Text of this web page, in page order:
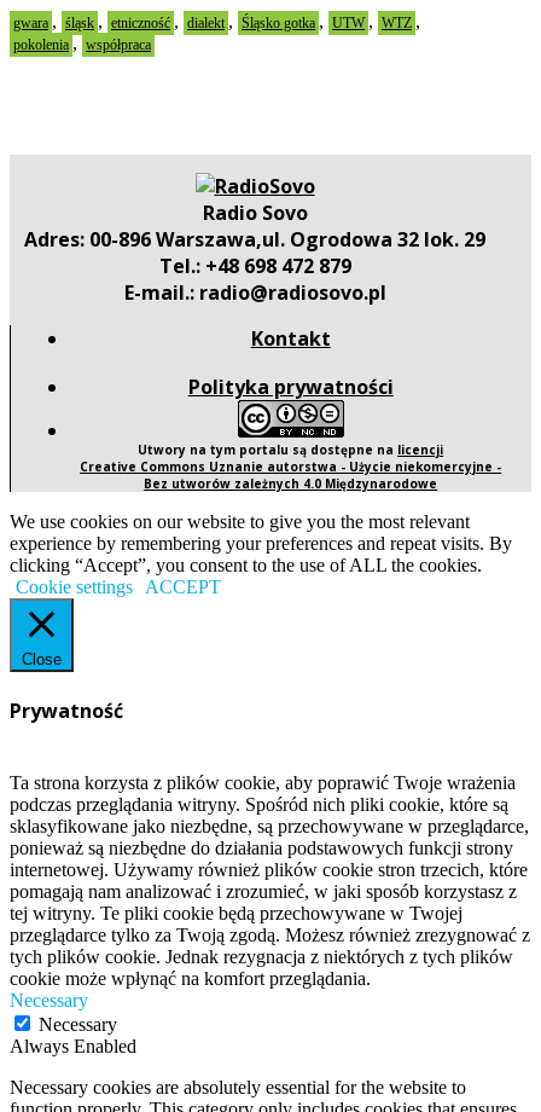
gwara , śląsk , etniczność , dialekt , Śląsko gotka , UTW , WTZ ,
pokolenia , współpraca
Radio Sovo
Adres: 00-896 Warszawa,ul. Ogrodowa 32 lok. 29
Tel.: +48 698 472 879
E-mail.: radio@radiosovo.pl
Kontakt
Polityka prywatności
Utwory na tym portalu są dostępne na licencji
Creative Commons Uznanie autorstwa - Użycie niekomercyjne -
Bez utworów zależnych 4.0 Międzynarodowe
We use cookies on our website to give you the most relevant
experience by remembering your preferences and repeat visits. By
clicking “Accept”, you consent to the use of ALL the cookies.
Cookie settings
ACCEPT
Close
Prywatność
Ta strona korzysta z plików cookie, aby poprawić Twoje wrażenia
podczas przeglądania witryny. Spośród nich pliki cookie, które są
sklasyfikowane jako niezbędne, są przechowywane w przeglądarce,
ponieważ są niezbędne do działania podstawowych funkcji strony
internetowej. Używamy również plików cookie stron trzecich, które
pomagają nam analizować i zrozumieć, w jaki sposób korzystasz z
tej witryny. Te pliki cookie będą przechowywane w Twojej
przeglądarce tylko za Twoją zgodą. Możesz również zrezygnować z
tych plików cookie. Jednak rezygnacja z niektórych z tych plików
cookie może wpłynąć na komfort przeglądania.
Necessary
Necessary
Always Enabled
Necessary cookies are absolutely essential for the website to